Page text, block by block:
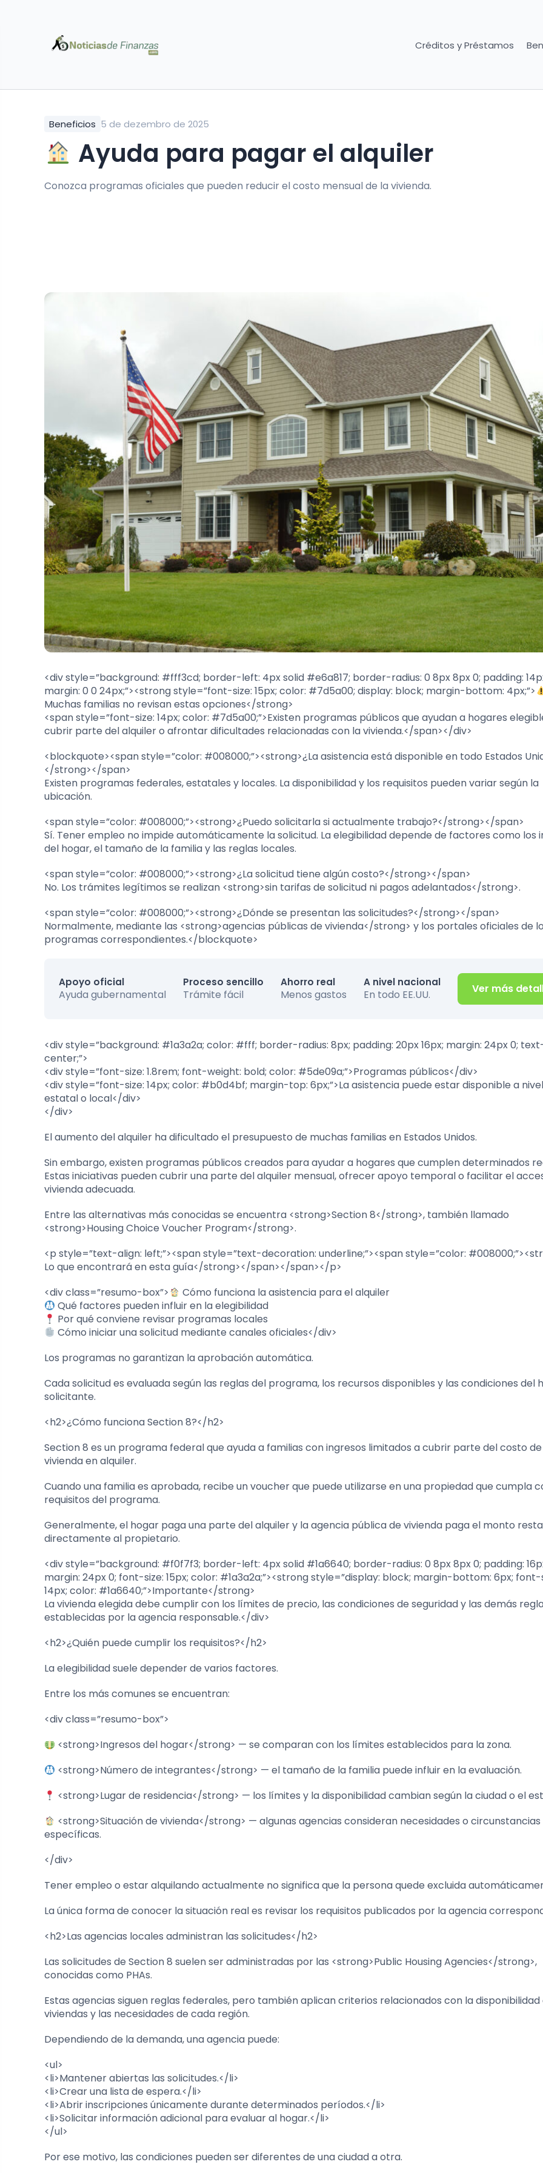
Créditos y Préstamos
Beneficios 5 de dezembro de 2025
Ayuda para pagar el alquiler
Conozca programas oficiales que pueden reducir el costo mensual de la vivienda.
<div style=”background: #fff3cd; border-left: 4px solid #e6a817; border-radius: 0 8px 8px 0; padding:
margin: 0 0 24px;”><strong style=”font-size: 15px; color: #7d5a00; display: block; margin-bottom: 4px;”>
Muchas familias no revisan estas opciones</strong>
<span style=”font-size: 14px; color: #7d5a00;”>Existen programas públicos que ayudan a hogares
cubrir parte del alquiler o afrontar dificultades relacionadas con la vivienda.</span></div>
<blockquote><span style=”color: #008000;”><strong>¿La asistencia está disponible en todo Estados
</strong></span>
Existen programas federales, estatales y locales. La disponibilidad y los requisitos pueden variar según la
ubicación.
<span style=”color: #008000;”><strong>¿Puedo solicitarla si actualmente trabajo?</strong></span>
Sí. Tener empleo no impide automáticamente la solicitud. La elegibilidad depende de factores como los
del hogar, el tamaño de la familia y las reglas locales.
<span style=”color: #008000;”><strong>¿La solicitud tiene algún costo?</strong></span>
No. Los trámites legítimos se realizan <strong>sin tarifas de solicitud ni pagos adelantados</strong>.
<span style=”color: #008000;”><strong>¿Dónde se presentan las solicitudes?</strong></span>
Normalmente, mediante las <strong>agencias públicas de vivienda</strong> y los portales oficiales de
programas correspondientes.</blockquote>
Apoyo oficial
Ayuda gubernamental
Proceso sencillo
Trámite fácil
Ahorro real
Menos gastos
A nivel nacional
En todo EE.UU. Ver más
<div style=”background: #1a3a2a; color: #fff; border-radius: 8px; padding: 20px 16px; margin: 24px 0;
center;”>
<div style=”font-size: 1.8rem; font-weight: bold; color: #5de09a;”>Programas públicos</div>
<div style=”font-size: 14px; color: #b0d4bf; margin-top: 6px;”>La asistencia puede estar disponible a
estatal o local</div>
</div>
El aumento del alquiler ha dificultado el presupuesto de muchas familias en Estados Unidos.
Sin embargo, existen programas públicos creados para ayudar a hogares que cumplen determinados
Estas iniciativas pueden cubrir una parte del alquiler mensual, ofrecer apoyo temporal o facilitar el
vivienda adecuada.
Entre las alternativas más conocidas se encuentra <strong>Section 8</strong>, también llamado
<strong>Housing Choice Voucher Program</strong>.
<p style=”text-align: left;”><span style=”text-decoration: underline;”><span style=”color:
Lo que encontrará en esta guía</strong></span></span></p>
<div class=”resumo-box”>
Cómo funciona la asistencia para el alquiler
Qué factores pueden influir en la elegibilidad
Por qué conviene revisar programas locales
Cómo iniciar una solicitud mediante canales oficiales</div>
Los programas no garantizan la aprobación automática.
Cada solicitud es evaluada según las reglas del programa, los recursos disponibles y las condiciones del
solicitante.
<h2>¿Cómo funciona Section 8?</h2>
Section 8 es un programa federal que ayuda a familias con ingresos limitados a cubrir parte del costo
vivienda en alquiler.
Cuando una familia es aprobada, recibe un voucher que puede utilizarse en una propiedad que cumpla
requisitos del programa.
Generalmente, el hogar paga una parte del alquiler y la agencia pública de vivienda paga el monto
directamente al propietario.
<div style=”background: #f0f7f3; border-left: 4px solid #1a6640; border-radius: 0 8px 8px 0; padding:
margin: 24px 0; font-size: 15px; color: #1a3a2a;”><strong style=”display: block; margin-bottom: 6px; font-
14px; color: #1a6640;”>Importante</strong>
La vivienda elegida debe cumplir con los límites de precio, las condiciones de seguridad y las demás
establecidas por la agencia responsable.</div>
<h2>¿Quién puede cumplir los requisitos?</h2>
La elegibilidad suele depender de varios factores.
Entre los más comunes se encuentran:
<div class=”resumo-box”>
<strong>Ingresos del hogar</strong> — se comparan con los límites establecidos para la zona.
<strong>Número de integrantes</strong> — el tamaño de la familia puede influir en la evaluación.
<strong>Lugar de residencia</strong> — los límites y la disponibilidad cambian según la ciudad o el
<strong>Situación de vivienda</strong> — algunas agencias consideran necesidades o circunstancias
específicas.
</div>
Tener empleo o estar alquilando actualmente no significa que la persona quede excluida
La única forma de conocer la situación real es revisar los requisitos publicados por la agencia
<h2>Las agencias locales administran las solicitudes</h2>
Las solicitudes de Section 8 suelen ser administradas por las <strong>Public Housing Agencies</strong>,
conocidas como PHAs.
Estas agencias siguen reglas federales, pero también aplican criterios relacionados con la disponibilidad
viviendas y las necesidades de cada región.
Dependiendo de la demanda, una agencia puede:
<ul>
<li>Mantener abiertas las solicitudes.</li>
<li>Crear una lista de espera.</li>
<li>Abrir inscripciones únicamente durante determinados períodos.</li>
<li>Solicitar información adicional para evaluar al hogar.</li>
</ul>
Por ese motivo, las condiciones pueden ser diferentes de una ciudad a otra.